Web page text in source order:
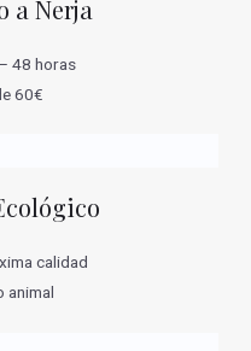
a Nerja
48 horas
60€
calidad
animal